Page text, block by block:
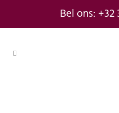
Bel ons: +32